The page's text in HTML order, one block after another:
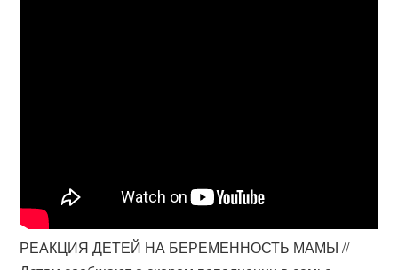
РЕАКЦИЯ ДЕТЕЙ НА БЕРЕМЕННОСТЬ МАМЫ //